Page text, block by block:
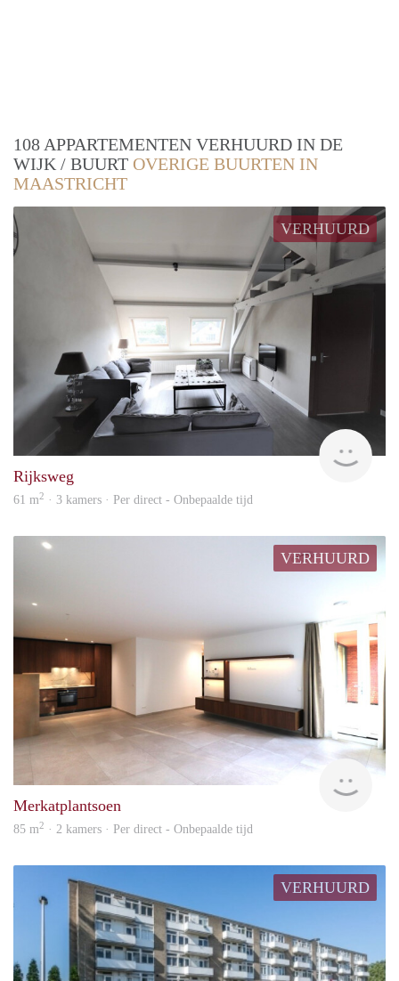
108 APPARTEMENTEN VERHUURD IN DE
WIJK / BUURT OVERIGE BUURTEN IN
MAASTRICHT
VERHUURD
Rijksweg
61 m2 · 3 kamers · Per direct - Onbepaalde tijd
VERHUURD
Merkatplantsoen
85 m2 · 2 kamers · Per direct - Onbepaalde tijd
VERHUURD